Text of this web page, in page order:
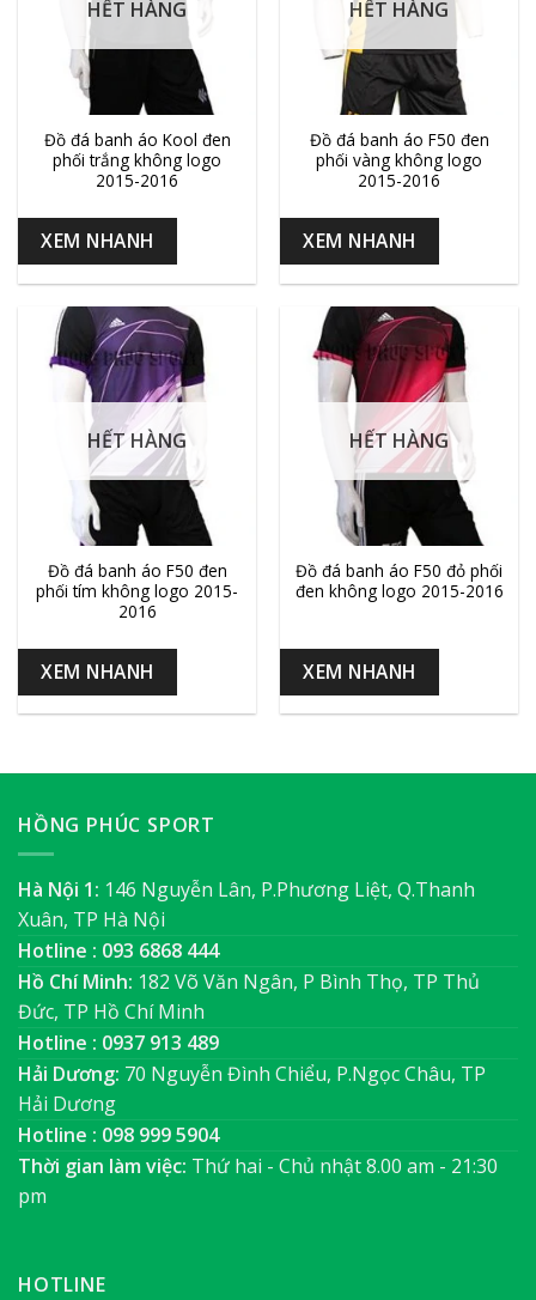
HẾT HÀNG
Đồ đá banh áo Kool đen
phối trắng không logo
2015-2016
XEM NHANH
HẾT HÀNG
Đồ đá banh áo F50 đen
phối vàng không logo
2015-2016
XEM NHANH
HẾT HÀNG
Đồ đá banh áo F50 đen
phối tím không logo 2015-
2016
XEM NHANH
HẾT HÀNG
Đồ đá banh áo F50 đỏ phối
đen không logo 2015-2016
XEM NHANH
HỒNG PHÚC SPORT
Hà Nội 1: 146 Nguyễn Lân, P.Phương Liệt, Q.Thanh
Xuân, TP Hà Nội
Hotline : 093 6868 444
Hồ Chí Minh: 182 Võ Văn Ngân, P Bình Thọ, TP Thủ
Đức, TP Hồ Chí Minh
Hotline : 0937 913 489
Hải Dương: 70 Nguyễn Đình Chiểu, P.Ngọc Châu, TP
Hải Dương
Hotline : 098 999 5904
Thời gian làm việc: Thứ hai - Chủ nhật 8.00 am - 21:30
pm
HOTLINE